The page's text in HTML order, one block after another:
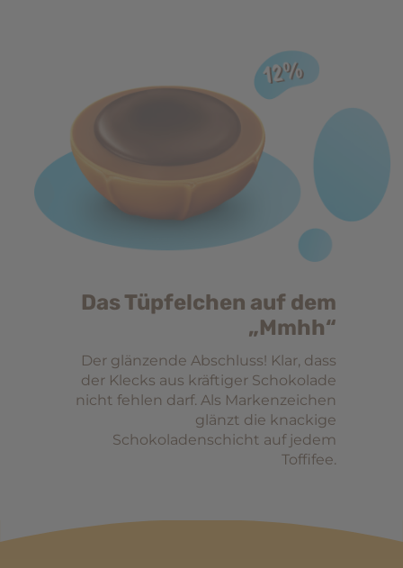
Das Tüpfelchen auf dem
„Mmhh“
Der glänzende Abschluss! Klar, dass
der Klecks aus kräftiger Schokolade
nicht fehlen darf. Als Markenzeichen
glänzt die knackige
Schokoladenschicht auf jedem
Toffifee.